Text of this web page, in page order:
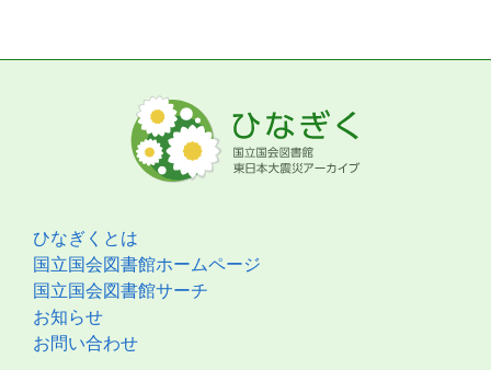
ひなぎくとは
国立国会図書館ホームページ
国立国会図書館サーチ
お知らせ
お問い合わせ